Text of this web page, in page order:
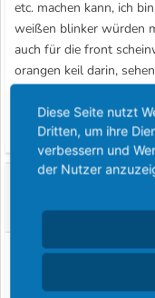
etc. machen kann, ich
weißen blinker würden
auch für die front
orangen keil darin,
die hier in deutschland
irgendwelchen probs
Gast im
30 März 2004
diesel
Diese Seite nutzt
Dritten, um ihre
verbessern und
der Nutzer